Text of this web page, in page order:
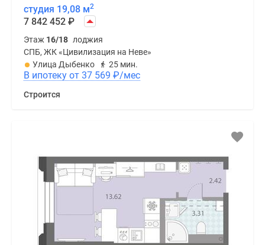
студия 19,08 м2
7 842 452 ₽
Этаж 16/18 лоджия
СПБ, ЖК «Цивилизация на Неве»
Улица Дыбенко
25 мин.
В ипотеку от 37 569 ₽/мес
Строится